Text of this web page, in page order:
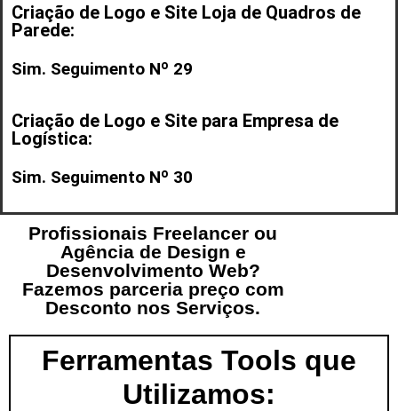
Criação de Logo e Site Loja de Quadros de
Parede:
Sim. Seguimento Nº 29
Criação de Logo e Site para Empresa de
Logística:
Sim. Seguimento Nº 30
Profissionais Freelancer ou
Agência de Design e
Desenvolvimento Web?
Fazemos parceria preço com
Desconto nos Serviços.
Ferramentas Tools que
Utilizamos: